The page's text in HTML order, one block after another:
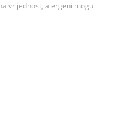
vrijednost, alergeni mogu